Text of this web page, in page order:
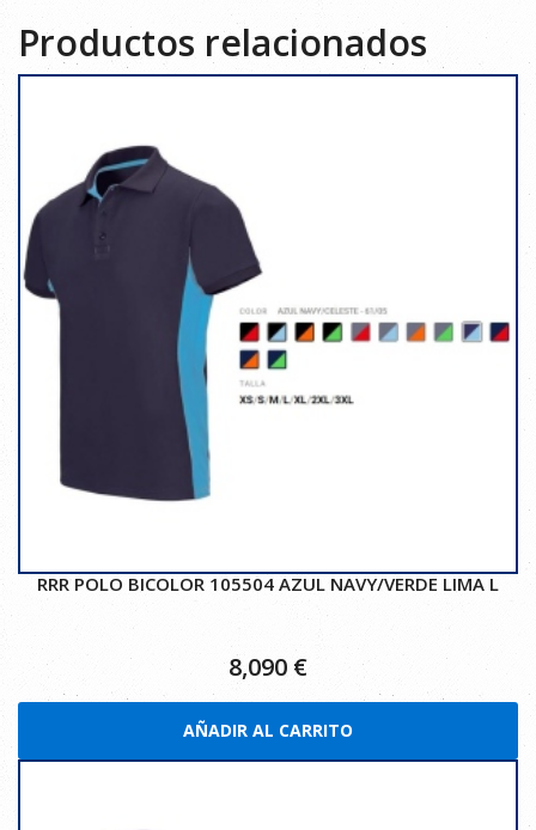
Productos relacionados
RRR POLO BICOLOR 105504 AZUL NAVY/VERDE LIMA L
8,090 €
AÑADIR AL CARRITO